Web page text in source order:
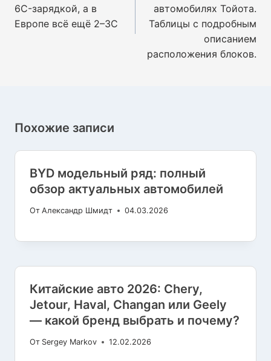
6C-зарядкой, а в
Европе всё ещё 2–3C
автомобилях Тойота.
Таблицы с подробным
описанием
расположения блоков.
Похожие записи
BYD модельный ряд: полный
обзор актуальных автомобилей
От Александр Шмидт 04.03.2026
Китайские авто 2026: Chery,
Jetour, Haval, Changan или Geely
— какой бренд выбрать и почему?
От Sergey Markov 12.02.2026